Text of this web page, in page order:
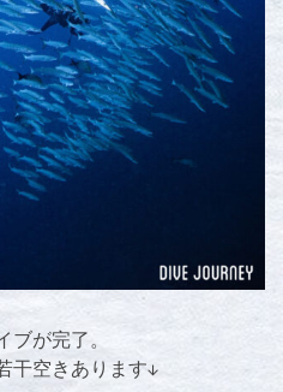
が完了。
干空きあります↓